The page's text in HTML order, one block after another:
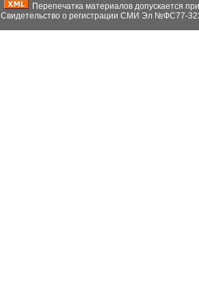
Перепечатка материалов допускается
Свидетельство о регистрации СМИ Эл №ФС77-